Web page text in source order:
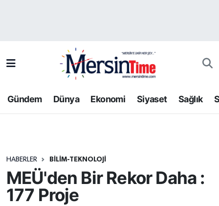
Gündem Dünya Ekonomi Siyaset Sağlık
HABERLER BILIM-TEKNOLOJI
MEÜ'den Bir Rekor Daha :
177 Proje
Bilim-Teknoloji
Dünya
Ekonomi
Gündem
Trafik Durumu
Tüm Manşetler
Haber Arşivi